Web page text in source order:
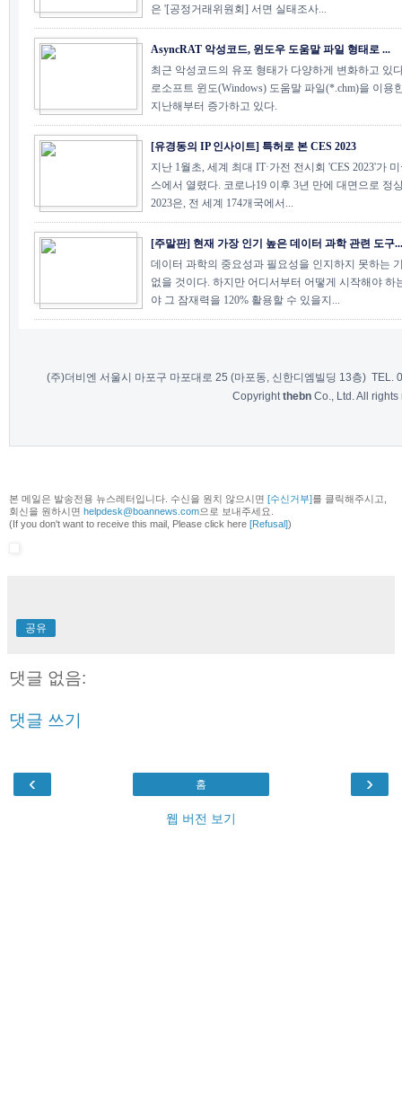
은 '[공정거래위원회] 서면 실태조사...
AsyncRAT 악성코드, 윈도우 도움말 파일 형태로 ...
최근 악성코드의 유포 형태가 다양하게 변화하고 있
로소프트 윈도(Windows) 도움말 파일(*.chm)을 이용
지난해부터 증가하고 있다.
[유경동의 IP 인사이트] 특허로 본 CES 2023
지난 1월초, 세계 최대 IT·가전 전시회 'CES 2023'가
스에서 열렸다. 코로나19 이후 3년 만에 대면으로 정
2023은, 전 세계 174개국에서...
[주말판] 현재 가장 인기 높은 데이터 과학 관련 도구...
데이터 과학의 중요성과 필요성을 인지하지 못하는
없을 것이다. 하지만 어디서부터 어떻게 시작해야 하
야 그 잠재력을 120% 활용할 수 있을지...
(주)더비엔 서울시 마포구 마포대로 25 (마포동, 신한디엠빌딩 13층)
Copyright thebn Co., Ltd. All rights
본 메일은 발송전용 뉴스레터입니다. 수신을 원치 않으시면 [수신거부]를 클릭해주시고,
회신을 원하시면 helpdesk@boannews.com으로 보내주세요.
(If you don't want to receive this mail, Please click here [Refusal])
공유
댓글 없음:
댓글 쓰기
‹ ›
홈
웹 버전 보기